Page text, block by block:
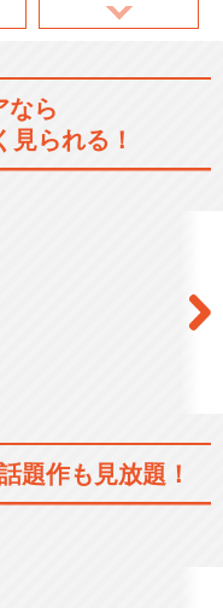
なら
られる！
題作も見放題！